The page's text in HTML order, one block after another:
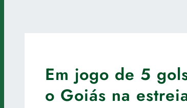
Em jogo de 5
o Goiás na